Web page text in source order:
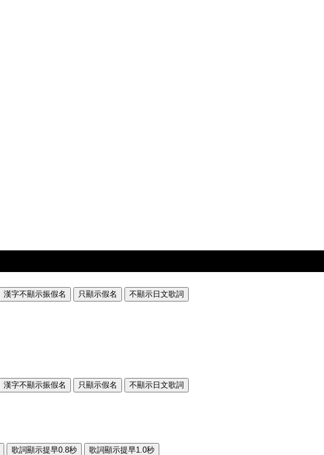
漢字不顯示振假名 只顯示假名
不顯示日文歌詞
漢字不顯示振假名 只顯示假名
不顯示日文歌詞
歌詞顯示提早0.8秒 歌詞顯示提早1.0秒